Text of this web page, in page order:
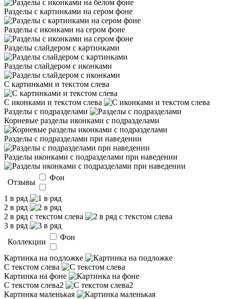
Разделы с картинками на сером фоне
Разделы с иконками на сером фоне
Разделы слайдером с картинками
Разделы слайдером с иконками
С картинками и текстом слева
С иконками и текстом слева
Разделы с подразделами
Корневые разделы иконками с подразделами
Разделы с подразделами при наведении
Разделы иконками с подразделами при наведении
Отзывы
Фон
1 в ряд
2 в ряд
2 в ряд с текстом слева
3 в ряд
Коллекции
Фон
Картинка на подложке
С текстом слева
Картинка на фоне
С текстом слева2
Картинка маленькая